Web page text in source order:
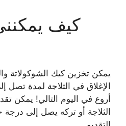
كيف
يمكن تخزين كيك الشوكولاتة
أروع في اليوم التالي! يمكن
الثلاجة أو تركه يصل إلى درجة